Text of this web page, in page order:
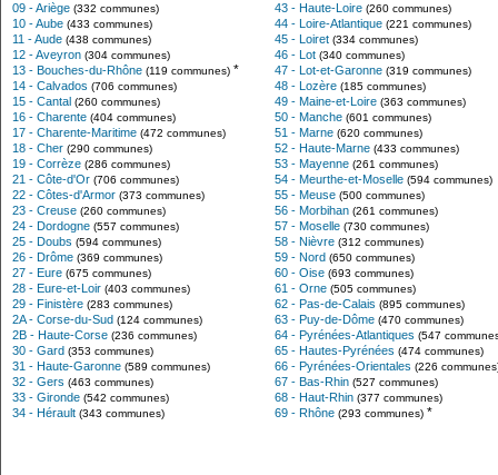
09 - Ariège (332 communes)
10 - Aube (433 communes)
11 - Aude (438 communes)
12 - Aveyron (304 communes)
13 - Bouches-du-Rhône (119 communes) *
14 - Calvados (706 communes)
15 - Cantal (260 communes)
16 - Charente (404 communes)
17 - Charente-Maritime (472 communes)
18 - Cher (290 communes)
19 - Corrèze (286 communes)
21 - Côte-d'Or (706 communes)
22 - Côtes-d'Armor (373 communes)
23 - Creuse (260 communes)
24 - Dordogne (557 communes)
25 - Doubs (594 communes)
26 - Drôme (369 communes)
27 - Eure (675 communes)
28 - Eure-et-Loir (403 communes)
29 - Finistère (283 communes)
2A - Corse-du-Sud (124 communes)
2B - Haute-Corse (236 communes)
30 - Gard (353 communes)
31 - Haute-Garonne (589 communes)
32 - Gers (463 communes)
33 - Gironde (542 communes)
34 - Hérault (343 communes)
43 - Haute-Loire (260 communes)
44 - Loire-Atlantique (221 communes)
45 - Loiret (334 communes)
46 - Lot (340 communes)
47 - Lot-et-Garonne (319 communes)
48 - Lozère (185 communes)
49 - Maine-et-Loire (363 communes)
50 - Manche (601 communes)
51 - Marne (620 communes)
52 - Haute-Marne (433 communes)
53 - Mayenne (261 communes)
54 - Meurthe-et-Moselle (594 communes)
55 - Meuse (500 communes)
56 - Morbihan (261 communes)
57 - Moselle (730 communes)
58 - Nièvre (312 communes)
59 - Nord (650 communes)
60 - Oise (693 communes)
61 - Orne (505 communes)
62 - Pas-de-Calais (895 communes)
63 - Puy-de-Dôme (470 communes)
64 - Pyrénées-Atlantiques (547
65 - Hautes-Pyrénées (474 communes)
66 - Pyrénées-Orientales (226
67 - Bas-Rhin (527 communes)
68 - Haut-Rhin (377 communes)
69 - Rhône (293 communes) *